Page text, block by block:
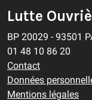
Lutte
BP 20029 - 93501
01 48 10 86 20
Contact
Données
Mentions légales